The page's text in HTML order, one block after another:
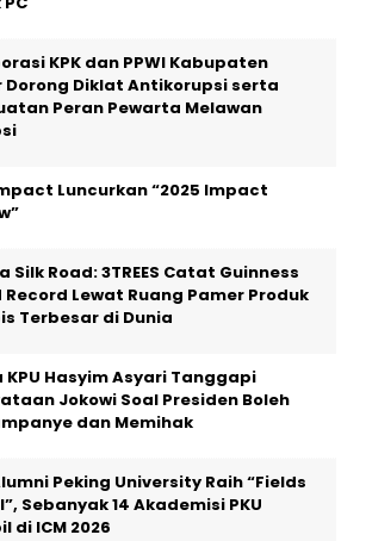
KPK dan PPWI Kabupaten
Dorong Diklat Antikorupsi serta
Peran Pewarta Melawan
Luncurkan “2025 Impact
Silk Road: 3TREES Catat Guinness
Record Lewat Ruang Pamer Produk
Terbesar di Dunia
KPU Hasyim Asyari Tanggapi
Jokowi Soal Presiden Boleh
dan Memihak
Peking University Raih “Fields
Sebanyak 14 Akademisi PKU
di ICM 2026